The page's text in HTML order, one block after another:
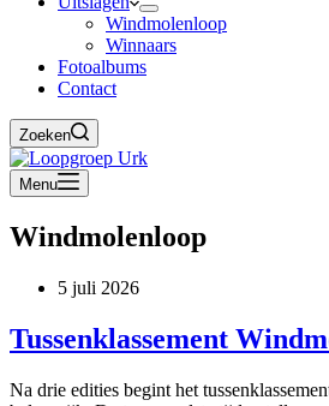
Windmolenloop
Winnaars
Fotoalbums
Contact
Zoeken
Menu
Windmolenloop
5 juli 2026
Tussenklassement
Na drie edities begint het